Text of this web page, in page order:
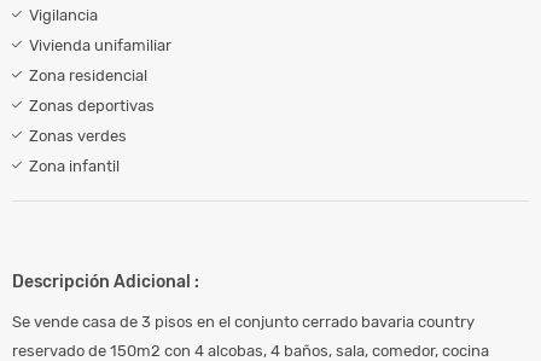
Vigilancia
Vivienda unifamiliar
Zona residencial
Zonas deportivas
Zonas verdes
Zona infantil
Descripción Adicional :
Se vende casa de 3 pisos en el conjunto cerrado bavaria country
reservado de 150m2 con 4 alcobas, 4 baños, sala, comedor, cocina